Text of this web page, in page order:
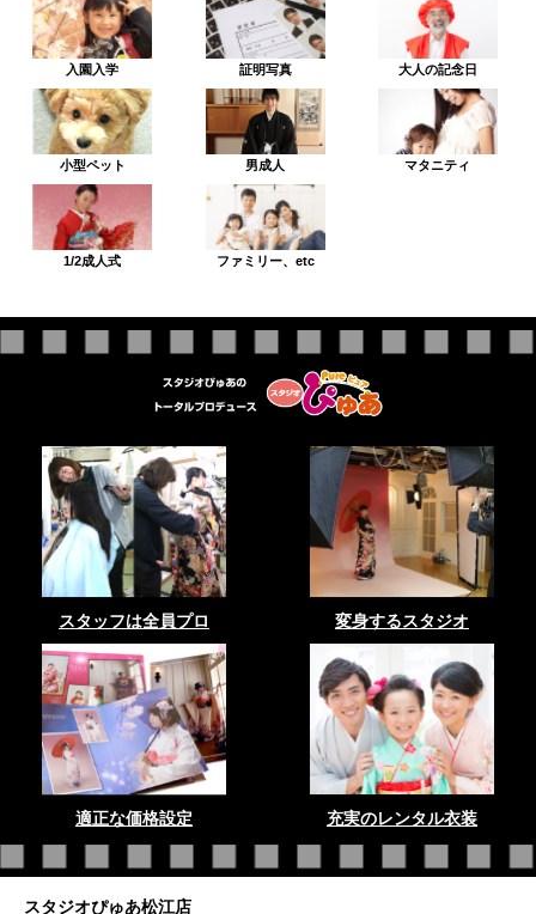
入園入学 証明写真 大人の記念日
小型ペット 男成人 マタニティ
1/2成人式 ファミリー、etc
スタッフは全員プロ 変身するスタジオ
適正な価格設定 充実のレンタル衣装
スタジオぴゅあ松江店